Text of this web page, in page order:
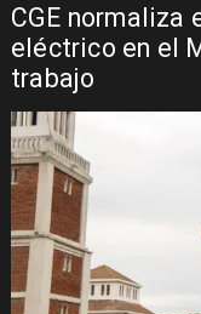
CGE normaliza
eléctrico en el
trabajo